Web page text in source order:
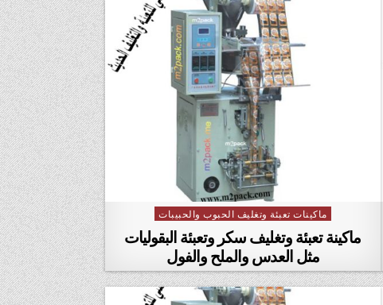
Posted in
ماكينات تعبئة وتغليف الحبوب والحبيبات
ماكينة تعبئة وتغليف سكر وتعبئة البقوليات
مثل العدس والملح والفول